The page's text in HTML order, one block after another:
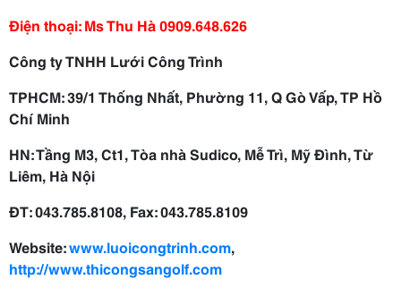
Điện thoại: Ms Thu Hà 0909.648.626
Công ty TNHH Lưới Công Trình
TPHCM: 39/1 Thống Nhất, Phường 11, Q Gò Vấp, TP Hồ
Chí Minh
HN: Tầng M3, Ct1, Tòa nhà Sudico, Mễ Trì, Mỹ Đình, Từ
Liêm, Hà Nội
ĐT: 043.785.8108, Fax: 043.785.8109
Website:www.luoicongtrinh.com,
http://www.thicongsangolf.com